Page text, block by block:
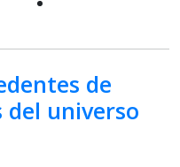
de
del universo